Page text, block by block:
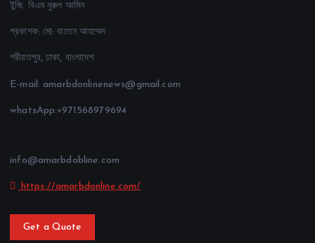
ইন্জি. বিএম নুরুল আমিন
প্রকাশক: মো: বাতেন আহম্মেদ
শরীয়তপুর, ঢাকা, বাংলাদেশ
E-mail: amarbdonlinenews@gmail.com
whatsApp:+971568979694
info@amarbdobline.com
https://amarbdonline.com/
Get a Quote